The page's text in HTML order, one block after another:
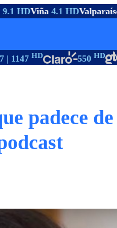
HDViña4.1 HDValparaíso
1147HD 550HD
padece